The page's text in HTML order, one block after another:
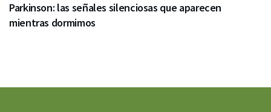
Parkinson: las señales silenciosas que aparecen
mientras dormimos